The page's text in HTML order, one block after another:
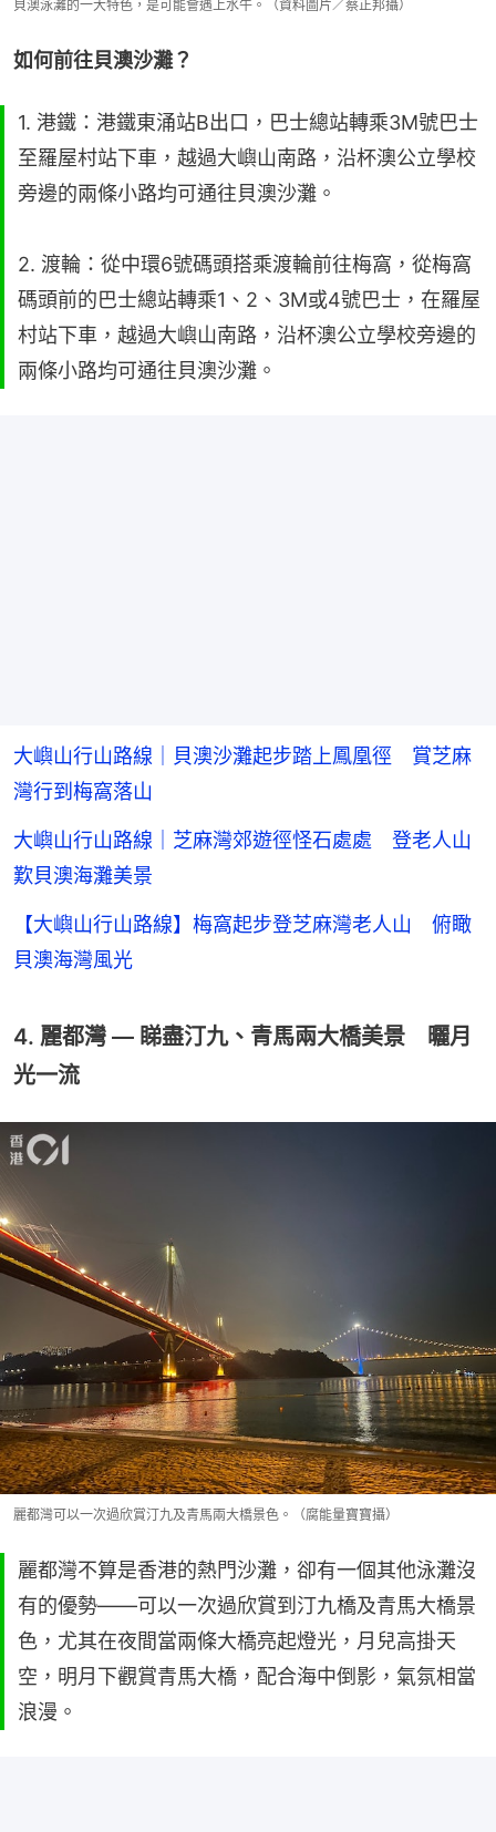
貝澳泳灘的一大特色，是可能會遇上水牛。（資料圖片／蔡正邦攝）
如何前往貝澳沙灘？
1. 港鐵：港鐵東涌站B出口，巴士總站轉乘3M號巴士
至羅屋村站下車，越過大嶼山南路，沿杯澳公立學校
旁邊的兩條小路均可通往貝澳沙灘。
2. 渡輪：從中環6號碼頭搭乘渡輪前往梅窩，從梅窩
碼頭前的巴士總站轉乘1、2、3M或4號巴士，在羅屋
村站下車，越過大嶼山南路，沿杯澳公立學校旁邊的
兩條小路均可通往貝澳沙灘。
大嶼山行山路線｜貝澳沙灘起步踏上鳳凰徑 賞芝麻
灣行到梅窩落山
大嶼山行山路線｜芝麻灣郊遊徑怪石處處 登老人山
歎貝澳海灘美景
【大嶼山行山路線】梅窩起步登芝麻灣老人山 俯瞰
貝澳海灣風光
4. 麗都灣 — 睇盡汀九、青馬兩大橋美景 曬月
光一流
麗都灣可以一次過欣賞汀九及青馬兩大橋景色。（腐能量寶寶攝）
麗都灣不算是香港的熱門沙灘，卻有一個其他泳灘沒
有的優勢——可以一次過欣賞到汀九橋及青馬大橋景
色，尤其在夜間當兩條大橋亮起燈光，月兒高掛天
空，明月下觀賞青馬大橋，配合海中倒影，氣氛相當
浪漫。